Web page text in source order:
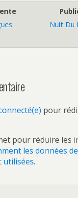
Nuit Du
pour
pour réduire les
les données
utilisées.